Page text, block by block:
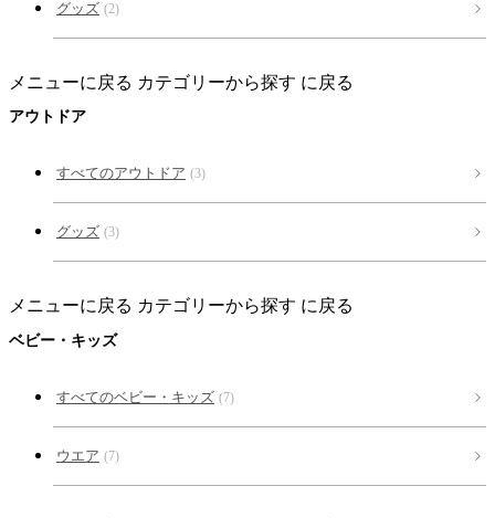
グッズ (2)
メニューに戻る カテゴリーから探す に戻る
アウトドア
すべてのアウトドア (3)
グッズ (3)
メニューに戻る カテゴリーから探す に戻る
ベビー・キッズ
すべてのベビー・キッズ (7)
ウエア (7)